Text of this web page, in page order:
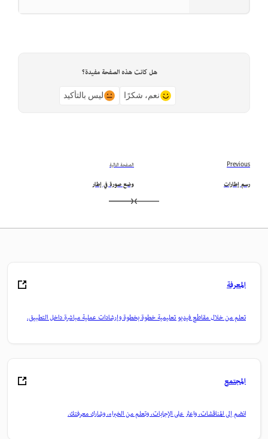
هل كانت هذه الصفحة مفيدة؟
نعم، شكرًا ليس بالتأكيد
Previous
رسم إطارات
الصفحة التالية
وضع صورة في إطار
المعرفة
تعلم من خلال مقاطع فيديو تعليمية خطوة بخطوة وإرشادات عملية مباشرة داخل التطبيق.
المجتمع
انضم إلى المناقشات، واعثر على الإجابات، وتعلم من الخبراء، وشارك معرفتك.